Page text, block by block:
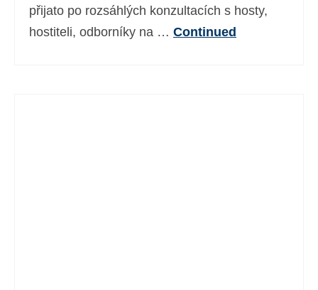
přijato po rozsáhlých konzultacích s hosty,
hostiteli, odborníky na … Continued